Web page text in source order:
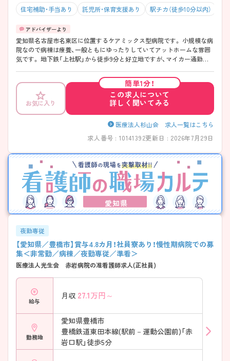
住宅補助・手当あり 託児所・保育支援あり 駅チカ（徒歩10分以内）
愛知県名古屋市名東区に位置するケアミックス型病院です。 小規模な病
院なので病棟は療養、一般ともにゆったりしていてアットホームな雰囲
気です。 地下鉄「上社駅」から徒歩9分と好立地ですが、マイカー通勤も
えしますのでお気軽にお問い合わせくださいませ。
お気に入り
簡単1分！
この求人について
詳しく聞いてみる
医療法人杉山会 求人一覧はこちら
求人番号 : 10141392更新日 : 2026年7月29日
愛知県
夜勤専従
【愛知県／豊橋市】賞与4.8カ月！社員寮あり！慢性期病院での募
集＜非常勤／病棟／夜勤専従／準看＞
医療法人光生会 赤岩病院の准看護師求人(正社員)
給与
月収 27.1万円～
勤務地
愛知県豊橋市
豊橋鉄道東田本線(駅前－運動公園前)「赤
岩口駅」徒歩5分